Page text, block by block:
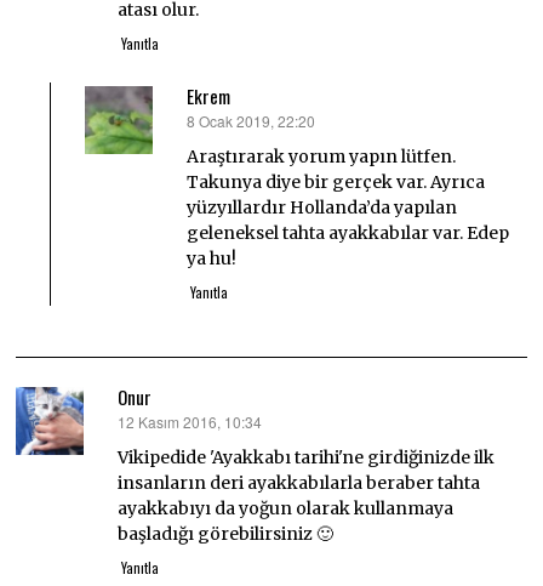
atası olur.
Yanıtla
Ekrem
dedi
ki:
8 Ocak 2019, 22:20
Araştırarak yorum yapın lütfen.
Takunya diye bir gerçek var. Ayrıca
yüzyıllardır Hollanda’da yapılan
geleneksel tahta ayakkabılar var. Edep
ya hu!
Yanıtla
Onur
dedi
ki:
12 Kasım 2016, 10:34
Vikipedide 'Ayakkabı tarihi'ne girdiğinizde ilk
insanların deri ayakkabılarla beraber tahta
ayakkabıyı da yoğun olarak kullanmaya
başladığı görebilirsiniz 🙂
Yanıtla